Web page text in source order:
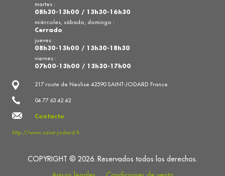
217 route de Neulise 42590 SAINT-JODARD France
04 77 63 42 42
Contacto
http://www.saint-jodard.fr
martes :
08h30-13h00 / 13h30-16h30
miércoles, sábado, domingo :
Cerrado
jueves :
08h30-13h00 / 13h30-18h30
viernes :
07h00-13h00 / 13h30-17h00
COPYRIGHT © 2026. Reservados todos los derechos.